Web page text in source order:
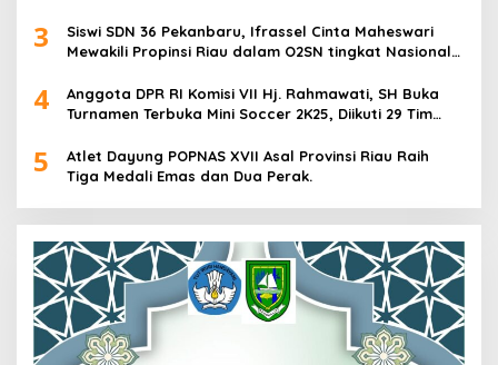
3
Siswi SDN 36 Pekanbaru, Ifrassel Cinta Maheswari
Mewakili Propinsi Riau dalam O2SN tingkat Nasional
4
Anggota DPR RI Komisi VII Hj. Rahmawati, SH Buka
Turnamen Terbuka Mini Soccer 2K25, Diikuti 29 Tim
5
Atlet Dayung POPNAS XVII Asal Provinsi Riau Raih
Tiga Medali Emas dan Dua Perak.